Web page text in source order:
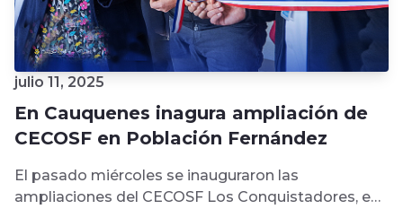
julio 11, 2025
En Cauquenes inagura ampliación de
CECOSF en Población Fernández
El pasado miércoles se inauguraron las
ampliaciones del CECOSF Los Conquistadores, en